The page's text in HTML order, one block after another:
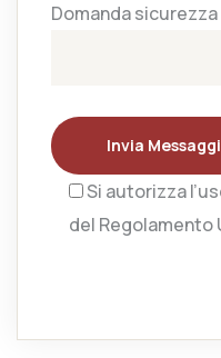
Domanda
Invia
Si autorizza
del Regolamento